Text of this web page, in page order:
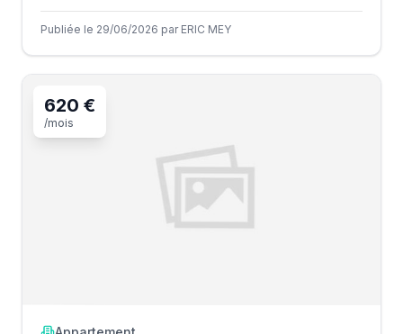
Publiée le 29/06/2026 par ERIC MEY
620 €
/mois